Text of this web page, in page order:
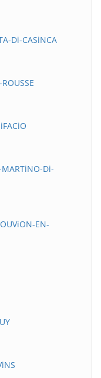
Di-CASiNCA
Di-
EN-